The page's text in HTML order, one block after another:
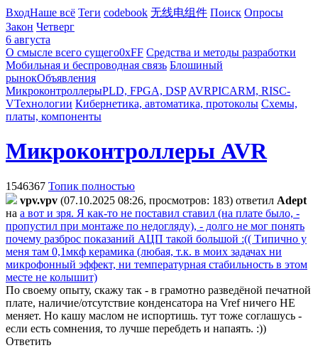
ВходНаше всё Теги codebook 无线电组件 Поиск Опросы
Закон Четверг
6 августа
О смысле всего сущего0xFF Средства и методы разработки
Мобильная и беспроводная связь Блошиный
рынокОбъявления
МикроконтроллерыPLD, FPGA, DSP AVRPICARM, RISC-
VТехнологии Кибернетика, автоматика, протоколы Схемы,
платы, компоненты
Микроконтроллеры AVR
1546367 Топик полностью
vpv.vpv (07.10.2025 08:26, просмотров: 183) ответил Adept
на а вот и зря. Я как-то не поставил ставил (на плате было, -
пропустил при монтаже по недогляду), - долго не мог понять
почему разброс показаний АЦП такой большой :(( Типично у
меня там 0,1мкф керамика (любая, т.к. в моих задачах ни
микрофонный эффект, ни температурная стабильность в этом
месте не колышит)
По своему опыту, скажу так - в грамотно разведёной печатной
плате, наличие/отсутствие конденсатора на Vref ничего НЕ
меняет. Но кашу маслом не испортишь. тут тоже соглашусь -
если есть сомнения, то лучше перебдеть и напаять. :))
Ответить